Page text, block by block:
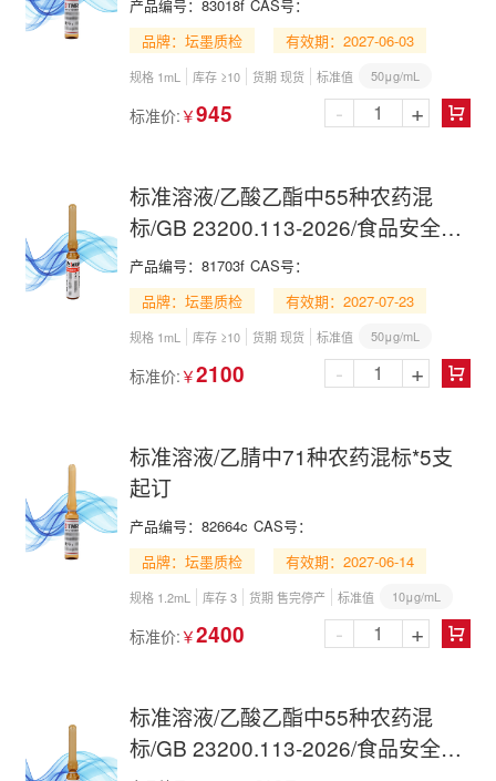
LC-MS
产品编号： 83018f CAS号：
品牌：坛墨质检
有效期：2027-06-03
规格 1mL 库存 ≥10 货期 现货 标准值 50μg/mL
标准价: ￥945 
- +
标准溶液/乙酸乙酯中55种农药混
标/GB 23200.113-2026/食品安全国
家标准植物源性食品中242种农药及
其代谢物残留量的测定 气相色谱-质
谱联用法
产品编号： 81703f CAS号：
品牌：坛墨质检
有效期：2027-07-23
规格 1mL 库存 ≥10 货期 现货 标准值 50μg/mL
标准价: ￥2100 
- +
标准溶液/乙腈中71种农药混标*5支
起订
产品编号： 82664c CAS号：
品牌：坛墨质检
有效期：2027-06-14
规格 1.2mL 库存 3 货期 售完停产 标准值 10μg/mL
标准价: ￥2400 
- +
标准溶液/乙酸乙酯中55种农药混
标/GB 23200.113-2026/食品安全国